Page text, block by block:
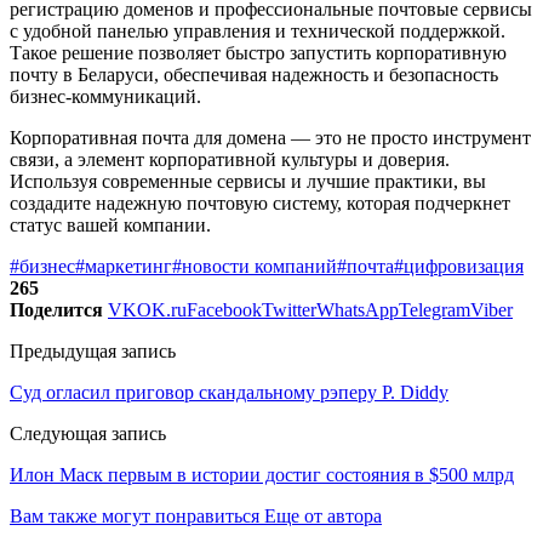
регистрацию доменов и профессиональные почтовые сервисы
с удобной панелью управления и технической поддержкой.
Такое решение позволяет быстро запустить корпоративную
почту в Беларуси, обеспечивая надежность и безопасность
бизнес-коммуникаций.
Корпоративная почта для домена — это не просто инструмент
связи, а элемент корпоративной культуры и доверия.
Используя современные сервисы и лучшие практики, вы
создадите надежную почтовую систему, которая подчеркнет
статус вашей компании.
#бизнес#маркетинг#новости компаний#почта#цифровизация
265
Поделится VKOK.ruFacebookTwitterWhatsAppTelegramViber
Предыдущая запись
Суд огласил приговор скандальному рэперу P. Diddy
Следующая запись
Илон Маск первым в истории достиг состояния в $500 млрд
Вам также могут понравиться Еще от автора